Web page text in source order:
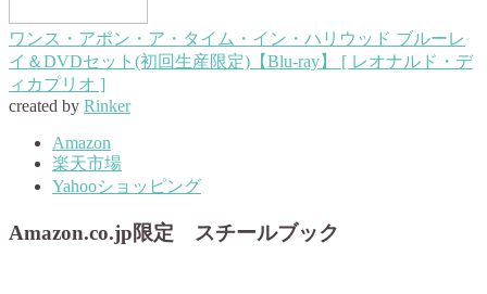
ワンス・アポン・ア・タイム・イン・ハリウッド ブルーレ
イ＆DVDセット(初回生産限定)【Blu-ray】 [ レオナルド・デ
ィカプリオ ]
created by Rinker
Amazon
楽天市場
Yahooショッピング
Amazon.co.jp限定 スチールブック